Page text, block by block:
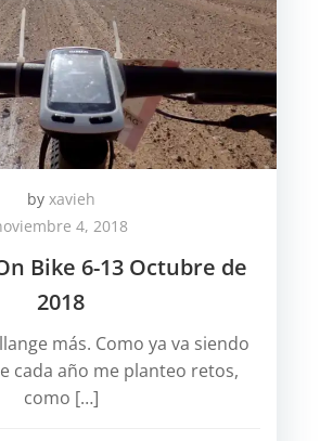
by xavieh
4, 2018
Bike 6-13 Octubre de
2018
más. Como ya va siendo
cada año me planteo retos,
como […]